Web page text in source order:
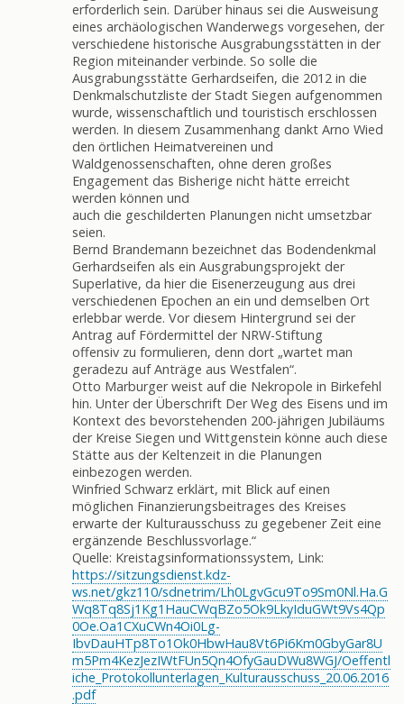
erforderlich sein. Darüber hinaus sei die Ausweisung
eines archäologischen Wanderwegs vorgesehen, der
verschiedene historische Ausgrabungsstätten in der
Region miteinander verbinde. So solle die
Ausgrabungsstätte Gerhardseifen, die 2012 in die
Denkmalschutzliste der Stadt Siegen aufgenommen
wurde, wissenschaftlich und touristisch erschlossen
werden. In diesem Zusammenhang dankt Arno Wied
den örtlichen Heimatvereinen und
Waldgenossenschaften, ohne deren großes
Engagement das Bisherige nicht hätte erreicht
werden können und
auch die geschilderten Planungen nicht umsetzbar
seien.
Bernd Brandemann bezeichnet das Bodendenkmal
Gerhardseifen als ein Ausgrabungsprojekt der
Superlative, da hier die Eisenerzeugung aus drei
verschiedenen Epochen an ein und demselben Ort
erlebbar werde. Vor diesem Hintergrund sei der
Antrag auf Fördermittel der NRW-Stiftung
offensiv zu formulieren, denn dort „wartet man
geradezu auf Anträge aus Westfalen“.
Otto Marburger weist auf die Nekropole in Birkefehl
hin. Unter der Überschrift Der Weg des Eisens und im
Kontext des bevorstehenden 200-jährigen Jubiläums
der Kreise Siegen und Wittgenstein könne auch diese
Stätte aus der Keltenzeit in die Planungen
einbezogen werden.
Winfried Schwarz erklärt, mit Blick auf einen
möglichen Finanzierungsbeitrages des Kreises
erwarte der Kulturausschuss zu gegebener Zeit eine
ergänzende Beschlussvorlage.“
Quelle: Kreistagsinformationssystem, Link:
https://sitzungsdienst.kdz-
ws.net/gkz110/sdnetrim/Lh0LgvGcu9To9Sm0Nl.Ha.G
Wq8Tq8Sj1Kg1HauCWqBZo5Ok9LkyIduGWt9Vs4Qp
0Oe.Oa1CXuCWn4Oi0Lg-
IbvDauHTp8To1Ok0HbwHau8Vt6Pi6Km0GbyGar8U
m5Pm4KezJezIWtFUn5Qn4OfyGauDWu8WGJ/Oeffentl
iche_Protokollunterlagen_Kulturausschuss_20.06.2016
.pdf